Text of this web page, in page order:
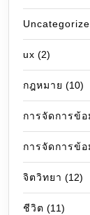
ux (2)
กฎหมาย (10)
การจัดการข้อ
การจัดการข้
จิตวิทยา (12)
ชีวิต (11)